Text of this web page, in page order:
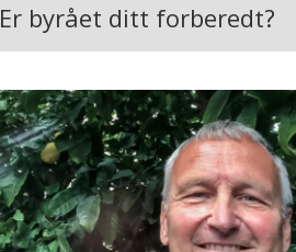
Er byrået ditt forberedt?